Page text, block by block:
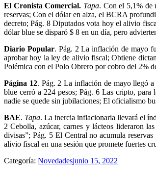
El Cronista Comercial. Tapa. Con el 5,1% de
reservas; Con el dólar en alza, el BCRA
decreto; Pág. 8 Diputados vota hoy el alivio
dólar blue se disparó $ 8 en un día, pero
Diario Popular. Pág. 2 La inflación de mayo
aprobar hoy la ley de alivio fiscal; Obtiene
Polémica con el Polo Obrero por cobro del 2%
Página 12. Pág. 2 La inflación de mayo llegó
blue cerró a 224 pesos; Pág. 6 Las cripto,
nadie se quede sin jubilaciones; El oficialismo
BAE. Tapa. La inercia inflacionaria llevará el
2 Cebolla, azúcar, carnes y lácteos lideraron
divisas”; Pág. 5 El Central no acumula
alivio fiscal en una sesión que promete fuertes
Categoría: Novedadesjunio 15, 2022